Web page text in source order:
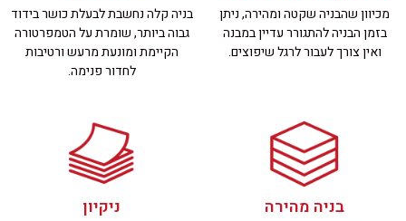
מכיוון שהבניה שקטה ומהירה, ניתן
בזמן הבניה להתגורר עדיין במבנה
ואין צורך לעבור לרגל שיפוצים.
בניה קלה נחשבת לבעלת כושר בידוד
גבוה ביותר, שומרת על הטמפרטורה
הקיימת ומונעת מרעש ורטיבות
לחדור פנימה.
בניה מהירה ניקיון